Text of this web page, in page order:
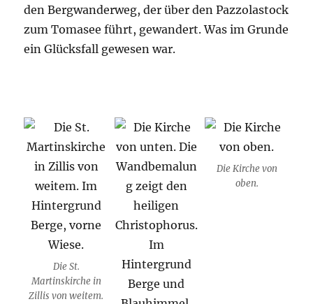
den Bergwanderweg, der über den Pazzolastock
zum Tomasee führt, gewandert. Was im Grunde
ein Glücksfall gewesen war.
Die St.
Martinskirche in
Zillis von weitem.
Die Kirche von
oben.